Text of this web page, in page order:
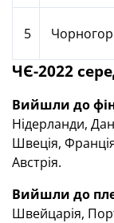
5
ЧЄ-2022
Вийшли до
Нідерланди,
Швеція,
Австрія.
Вийшли до
Швейцарія,